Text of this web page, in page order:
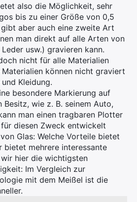
also die Möglichkeit, sehr
bis zu einer Größe von 0,5
aber auch eine zweite Art
man direkt auf alle Arten von
usw.) gravieren kann.
nicht für alle Materialien
können nicht graviert
Kleidung.
besondere Markierung auf
Besitz, wie z. B. seinem Auto,
man einen tragbaren Plotter
diesen Zweck entwickelt
Glas: Welche Vorteile bietet
bietet mehrere interessante
hier die wichtigsten
Im Vergleich zur
mit dem Meißel ist die